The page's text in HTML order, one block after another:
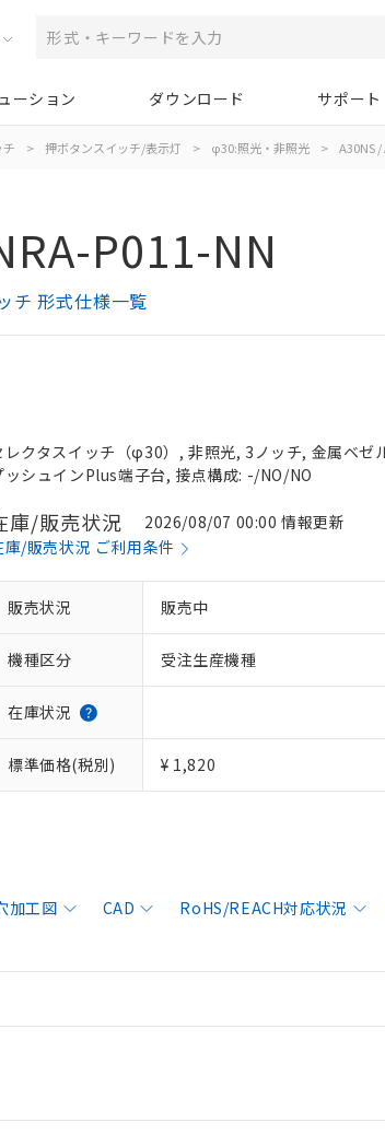
ーション ダウンロード サポート
チ > 押ボタンスイッチ/表示灯 > φ30:照光・非照光 > A30NS
P011-NN
チ 形式仕様一覧
レクタスイッチ（φ30）, 非照光, 3ノッチ, 金属ベ
ッシュインPlus端子台, 接点構成: -/NO/NO
庫/販売状況
2026/08/07 00:00 情報更新
庫/販売状況 ご利用条件
販売状況 販売中
機種区分 受注生産機種
在庫状況
標準価格(税別) ¥ 1,820
加工図 CAD RoHS/REACH対応状況